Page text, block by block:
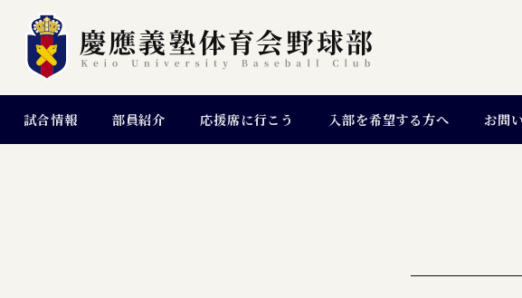
試合情報 部員紹介 応援席に行こう 入部を希望する方へ お問